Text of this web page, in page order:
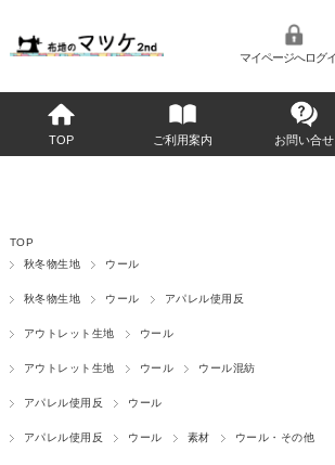
マイページへログ
TOP ご利用案内 お問い合せ
TOP
秋冬物生地
ウール
秋冬物生地 ウール アパレル使用反
アウトレット生地 ウール
アウトレット生地 ウール ウール混紡
アパレル使用反 ウール
アパレル使用反 ウール 素材 ウール・その他